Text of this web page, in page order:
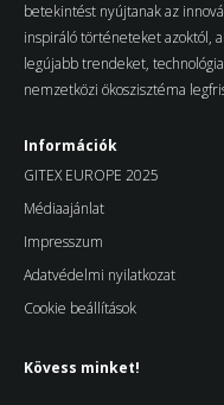
betekintést nyújtanak az
inspiráló történeteket azoktól,
legújabb trendeket,
nemzetközi ökoszisztéma
Információk
GITEX EUROPE 2025
Médiaajánlat
Impresszum
Adatvédelmi nyilatkozat
Cookie beállítások
Kövess minket!